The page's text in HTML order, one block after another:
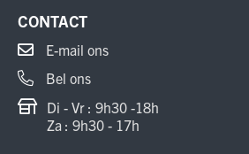
CONTACT
E-mail ons
Bel ons
Di - Vr : 9h30 -18h
Za : 9h30 - 17h